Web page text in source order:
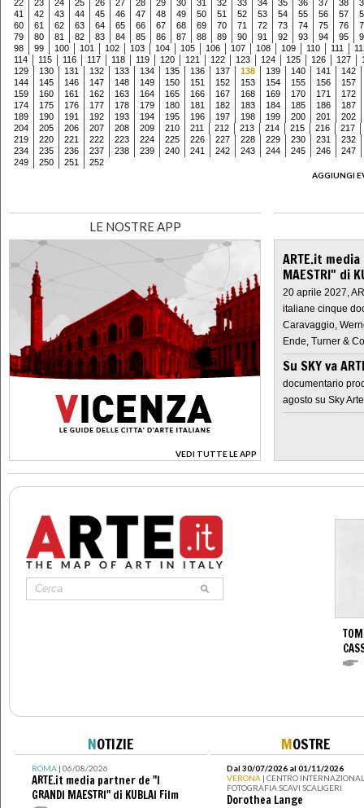
22 23 24 25 26 27 28 29 30 31 32 33 34 35 36 37 38
41
42 43 44 45 46 47 48 49 50 51 52 53 54 55 56 57
60
61 62 63 64 65 66 67 68 69 70 71 72 73 74 75 76
79
80 81 82 83 84 85 86 87 88 89 90 91 92 93 94 95
98
99 100 101 102 103 104 105 106 107 108 109 110 111
114
115 116 117 118 119 120 121 122 123 124 125 126 127
129
130 131 132 133 134 135 136 137 138 139 140 141
142
144
145 146 147 148 149 150 151 152 153 154 155 156
157
159
160 161 162 163 164 165 166 167 168 169 170 171
172
174
175 176 177 178 179 180 181 182 183 184 185 186
187
189
190 191 192 193 194 195 196 197 198 199 200 201
202
204
205 206 207 208 209 210 211 212 213 214 215 216
217
219
220 221 222 223 224 225 226 227 228 229 230 231
232
234
235 236 237 238 239 240 241 242 243 244 245 246
247
249
250 251
252
AGGIUNGI
LE NOSTRE APP
VEDI TUTTE LE APP
>
ARTE.it
MAESTRI" di
20 aprile 2027,
italiane cinque
Caravaggio,
Ende, Turner &
Su SKY va
documentario
agosto su Sky Arte
NOTIZIE
ROMA| 06/08/2026
ARTE.it media partner de "I
GRANDI MAESTRI" di KUBLAI Film
MOSTRE
Dal 30/07/2026 al 01/11/2026
VERONA | CENTRO
FOTOGRAFIA SCAVI SCALIGERI
Dorothea Lange